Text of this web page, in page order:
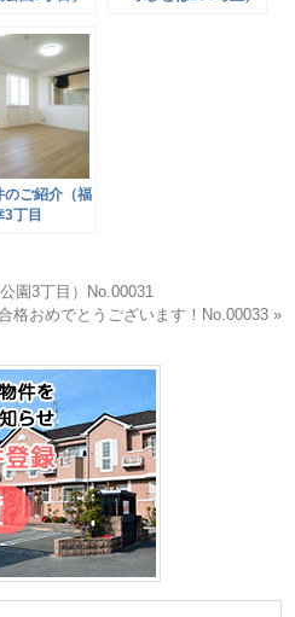
のご紹介（福
丁目
園3丁目）No.00031
格おめでとうございます！No.00033 »